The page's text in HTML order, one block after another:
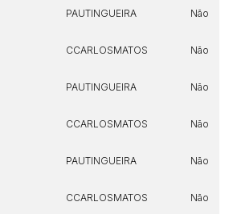
PAUTINGUEIRA Não
CCARLOSMATOS Não
PAUTINGUEIRA Não
CCARLOSMATOS Não
PAUTINGUEIRA Não
CCARLOSMATOS Não